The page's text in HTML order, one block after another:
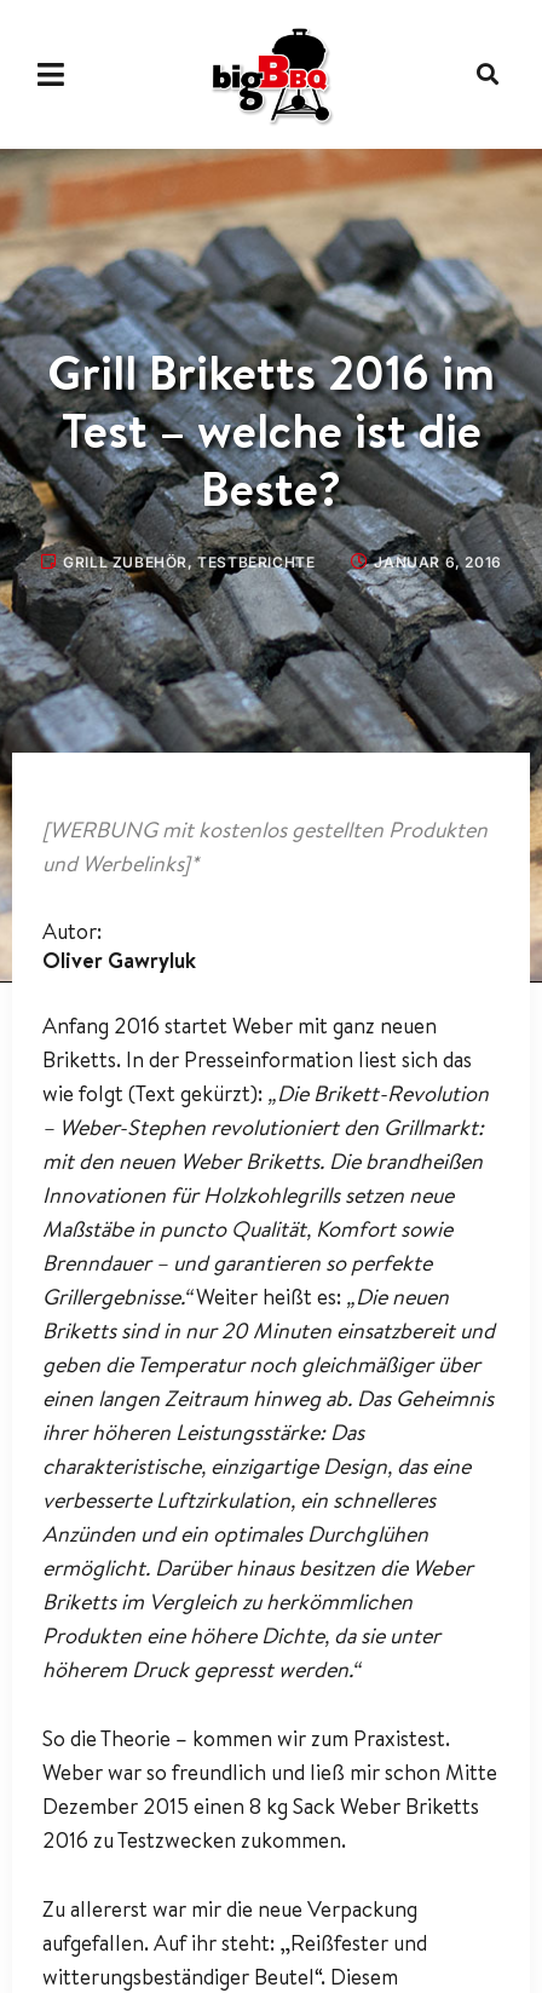
Grill Briketts 2016 im
Test – welche ist die
Beste?
GRILL ZUBEHÖR,TESTBERICHTE JANUAR 6, 2016
[WERBUNG mit kostenlos gestellten Produkten
und Werbelinks]*
Autor:
Oliver Gawryluk
Anfang 2016 startet Weber mit ganz neuen
Briketts. In der Presseinformation liest sich das
wie folgt (Text gekürzt): „Die Brikett-Revolution
– Weber-Stephen revolutioniert den Grillmarkt:
mit den neuen Weber Briketts. Die brandheißen
Innovationen für Holzkohlegrills setzen neue
Maßstäbe in puncto Qualität, Komfort sowie
Brenndauer – und garantieren so perfekte
Grillergebnisse.“Weiter heißt es: „Die neuen
Briketts sind in nur 20 Minuten einsatzbereit und
geben die Temperatur noch gleichmäßiger über
einen langen Zeitraum hinweg ab. Das Geheimnis
ihrer höheren Leistungsstärke: Das
charakteristische, einzigartige Design, das eine
verbesserte Luftzirkulation, ein schnelleres
Anzünden und ein optimales Durchglühen
ermöglicht. Darüber hinaus besitzen die Weber
Briketts im Vergleich zu herkömmlichen
Produkten eine höhere Dichte, da sie unter
höherem Druck gepresst werden.“
So die Theorie – kommen wir zum Praxistest.
Weber war so freundlich und ließ mir schon Mitte
Dezember 2015 einen 8 kg Sack Weber Briketts
2016 zu Testzwecken zukommen.
Zu allererst war mir die neue Verpackung
aufgefallen. Auf ihr steht: „Reißfester und
witterungsbeständiger Beutel“. Diesem